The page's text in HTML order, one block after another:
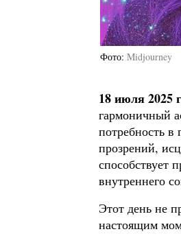
Фото Midjourney
18 июля 2025
гармоничный
потребность
прозрений,
внутреннего
Этот день не
настоящим